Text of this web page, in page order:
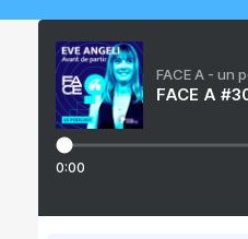
FACE A - un
FACE A
0:00